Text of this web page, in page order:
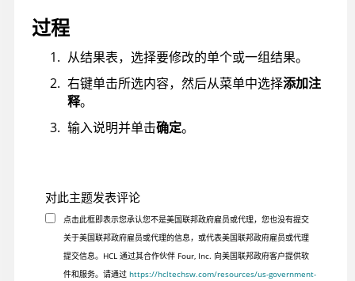
过程
从结果表，选择要修改的单个或一组结果。
右键单击所选内容，然后从菜单中选择添加注
释。
输入说明并单击确定。
对此主题发表评论
点击此框即表示您承认您不是美国联邦政府雇员或代理，您也没有提交
关于美国联邦政府雇员或代理的信息，或代表美国联邦政府雇员或代理
提交信息。HCL 通过其合作伙伴 Four, Inc. 向美国联邦政府客户提供软
件和服务。请通过 https://hcltechsw.com/resources/us-government-